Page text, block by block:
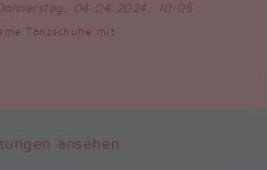
04.04.2024, 10:05
Tanzschuhe mit
ansehen